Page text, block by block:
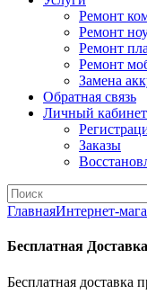
Ремонт
Ремонт
Ремонт
Ремонт
Замена
Обратная связь
Личный кабинет
Заказы
ГлавнаяИнтернет-
Бесплатная
Бесплатная доставка